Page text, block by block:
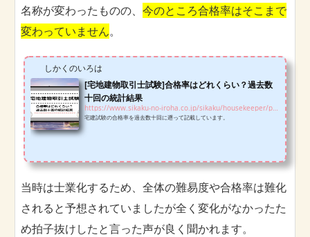
名称が変わったものの、 今のところ合格率はそこまで
変わっていません。
しかくのいろは
[宅地建物取引士試験]合格率はどれくらい？過去数
十回の統計結果
宅建試験の合格率を過去数十回に遡って記載しています。
当時は士業化するため、全体の難易度や合格率は難化
されると予想されていましたが全く変化がなかったた
め拍子抜けしたと言った声が良く聞かれます。